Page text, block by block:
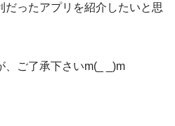
だったアプリを紹介したいと思
、ご了承下さいm(_ _)m